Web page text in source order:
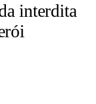
interdita